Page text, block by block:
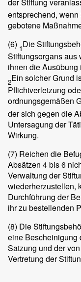
entsprechend,
gebotene
(6) 1Die
Stiftungsorgans aus
ihnen die
2Ein solcher Grund
Pflichtverletzung
ordnungsgemäßen
der sich gegen die
Untersagung der
Wirkung.
(7) Reichen die
Absätzen 4 bis 6
Verwaltung der
wiederherzustellen,
Durchführung der
ihr zu bestellenden
(8) Die
eine Bescheinigung
Satzung und der
Vertretung der